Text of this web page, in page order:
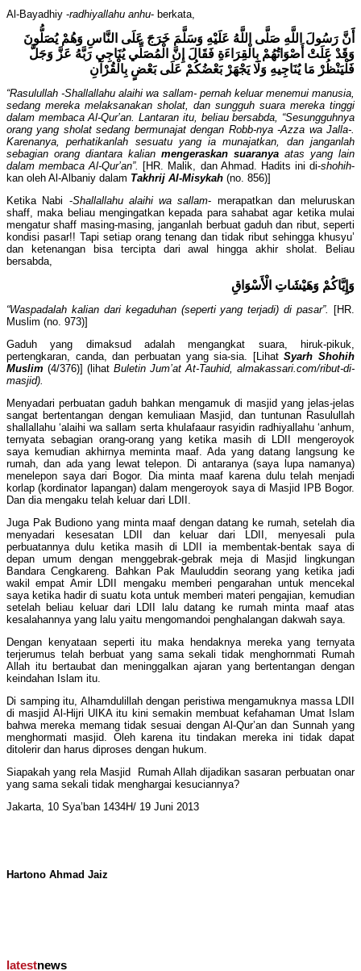
Al-Bayadhiy -radhiyallahu anhu- berkata,
أَنَّ رَسُولَ اللَّهِ صَلَّى اللَّهُ عَلَيْهِ وَسَلَّمَ خَرَجَ عَلَى النَّاسِ وَهُمْ يُصَلُّونَ
وَقَدْ عَلَتْ أَصْوَاتُهُمْ بِالْقِرَاءَةِ فَقَالَ إِنَّ الْمُصَلِّي يُنَاجِي رَبَّهُ عَزَّ وَجَلَّ
فَلْيَنْظُرْ مَا يُنَاجِيهِ وَلَا يَجْهَرْ بَعْضُكُمْ عَلَى بَعْضٍ بِالْقُرْآنِ
“Rasulullah -Shallallahu alaihi wa sallam- pernah keluar menemui manusia,
sedang mereka melaksanakan sholat, dan sungguh suara mereka tinggi
dalam membaca Al-Qur’an. Lantaran itu, beliau bersabda, “Sesungguhnya
orang yang sholat sedang bermunajat dengan Robb-nya -Azza wa Jalla-.
Karenanya, perhatikanlah sesuatu yang ia munajatkan, dan janganlah
sebagian orang diantara kalian mengeraskan suaranya atas yang lain
dalam membaca Al-Qur’an”. [HR. Malik, dan Ahmad. Hadits ini di-shohih-
kan oleh Al-Albaniy dalam Takhrij Al-Misykah (no. 856)]
Ketika Nabi -Shallallahu alaihi wa sallam- merapatkan dan meluruskan
shaff, maka beliau mengingatkan kepada para sahabat agar ketika mulai
mengatur shaff masing-masing, janganlah berbuat gaduh dan ribut, seperti
kondisi pasar!! Tapi setiap orang tenang dan tidak ribut sehingga khusyu’
dan ketenangan bisa tercipta dari awal hingga akhir sholat. Beliau
bersabda,
وَإِيَّاكُمْ وَهَيْشَاتِ الْأَسْوَاقِ
“Waspadalah kalian dari kegaduhan (seperti yang terjadi) di pasar”.
[HR.
Muslim (no. 973)]
Gaduh yang dimaksud adalah mengangkat suara, hiruk-pikuk,
pertengkaran, canda, dan perbuatan yang sia-sia. [LihatSyarh Shohih
Muslim (4/376)] (lihat Buletin Jum’at At-Tauhid, almakassari.com/ribut-di-
masjid).
Menyadari perbuatan gaduh bahkan mengamuk di masjid yang jelas-jelas
sangat bertentangan dengan kemuliaan Masjid, dan tuntunan Rasulullah
shallallahu ‘alaihi wa sallam serta khulafaaur rasyidin radhiyallahu ‘anhum,
ternyata sebagian orang-orang yang ketika masih di LDII mengeroyok
saya kemudian akhirnya meminta maaf. Ada yang datang langsung ke
rumah, dan ada yang lewat telepon. Di antaranya (saya lupa namanya)
menelepon saya dari Bogor. Dia minta maaf karena dulu telah menjadi
korlap (kordinator lapangan) dalam mengeroyok saya di Masjid IPB Bogor.
Dan dia mengaku telah keluar dari LDII.
Juga Pak Budiono yang minta maaf dengan datang ke rumah, setelah dia
menyadari kesesatan LDII dan keluar dari LDII, menyesali pula
perbuatannya dulu ketika masih di LDII ia membentak-bentak saya di
depan umum dengan menggebrak-gebrak meja di Masjid lingkungan
Bandara Cengkareng. Bahkan Pak Mauluddin seorang yang ketika jadi
wakil empat Amir LDII mengaku memberi pengarahan untuk mencekal
saya ketika hadir di suatu kota untuk memberi materi pengajian, kemudian
setelah beliau keluar dari LDII lalu datang ke rumah minta maaf atas
kesalahannya yang lalu yaitu mengomandoi penghalangan dakwah saya.
Dengan kenyataan seperti itu maka hendaknya mereka yang ternyata
terjerumus telah berbuat yang sama sekali tidak menghornmati Rumah
Allah itu bertaubat dan meninggalkan ajaran yang bertentangan dengan
keindahan Islam itu.
Di samping itu, Alhamdulillah dengan peristiwa mengamuknya massa LDII
di masjid Al-Hijri UIKA itu kini semakin membuat kefahaman Umat Islam
bahwa mereka memang tidak sesuai dengan Al-Qur’an dan Sunnah yang
menghormati masjid. Oleh karena itu tindakan mereka ini tidak dapat
ditolerir dan harus diproses dengan hukum.
Siapakah yang rela Masjid Rumah Allah dijadikan sasaran perbuatan onar
yang sama sekali tidak menghargai kesuciannya?
Jakarta, 10 Sya’ban 1434H/ 19 Juni 2013
Hartono Ahmad Jaiz
latestnews